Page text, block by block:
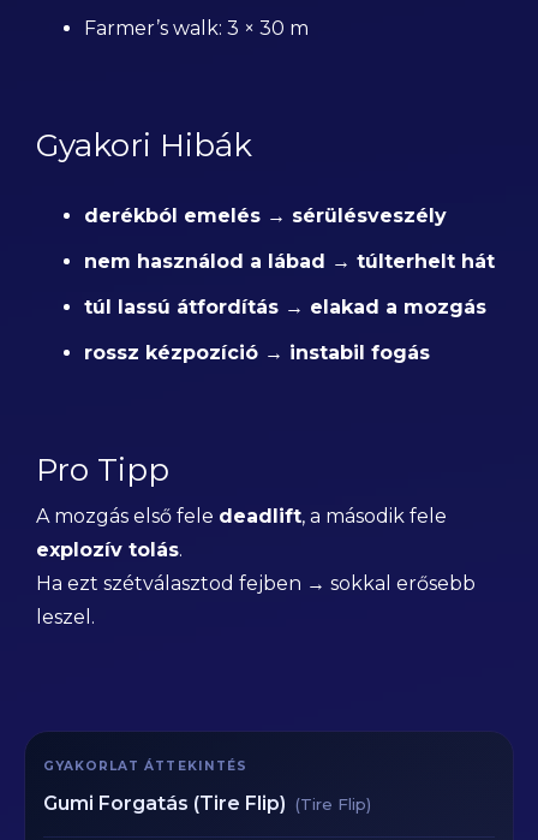
Farmer’s walk: 3 × 30 m
Gyakori Hibák
derékból emelés → sérülésveszély
nem használod a lábad → túlterhelt hát
túl lassú átfordítás → elakad a mozgás
rossz kézpozíció → instabil fogás
Pro Tipp
A mozgás első fele deadlift, a második fele
explozív tolás.
Ha ezt szétválasztod fejben → sokkal erősebb
leszel.
GYAKORLAT ÁTTEKINTÉS
Gumi Forgatás (Tire Flip) (Tire Flip)